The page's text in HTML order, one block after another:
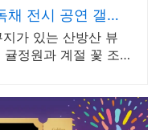
채 전시 공연 갤러
가 있는 산방산 뷰
정원과 계절 꽃 조